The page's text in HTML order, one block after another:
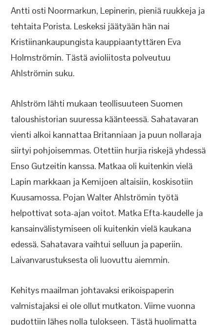
Antti osti Noormarkun, Lepinerin, pieniä ruukkeja ja
tehtaita Porista. Leskeksi jäätyään hän nai
Kristiinankaupungista kauppiaantyttären Eva
Holmströmin. Tästä avioliitosta polveutuu
Ahlströmin suku.
Ahlström lähti mukaan teollisuuteen Suomen
taloushistorian suuressa käänteessä. Sahatavaran
vienti alkoi kannattaa Britanniaan ja puun nollaraja
siirtyi pohjoisemmas. Otettiin hurjia riskejä yhdessä
Enso Gutzeitin kanssa. Matkaa oli kuitenkin vielä
Lapin markkaan ja Kemijoen altaisiin, koskisotiin
Kuusamossa. Pojan Walter Ahlströmin työtä
helpottivat sota-ajan voitot. Matka Efta-kaudelle ja
kansainvälistymiseen oli kuitenkin vielä kaukana
edessä. Sahatavara vaihtui selluun ja paperiin.
Laivanvarustuksesta oli luovuttu aiemmin.
Kehitys maailman johtavaksi erikoispaperin
valmistajaksi ei ole ollut mutkaton. Viime vuonna
pudottiin lähes nolla tulokseen. Tästä huolimatta